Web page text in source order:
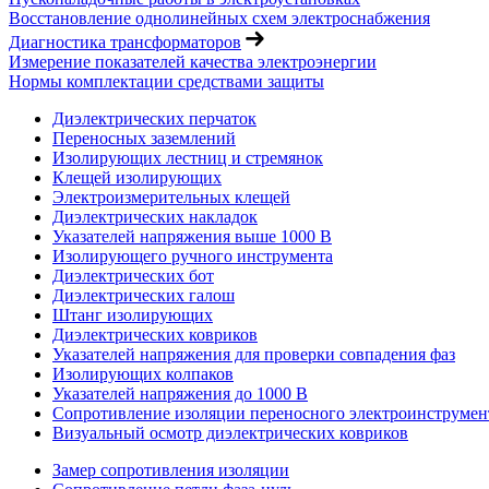
Восстановление однолинейных схем электроснабжения
Диагностика трансформаторов
Измерение показателей качества электроэнергии
Нормы комплектации средствами защиты
Диэлектрических перчаток
Переносных заземлений
Изолирующих лестниц и стремянок
Клещей изолирующих
Электроизмерительных клещей
Диэлектрических накладок
Указателей напряжения выше 1000 В
Изолирующего ручного инструмента
Диэлектрических бот
Диэлектрических галош
Штанг изолирующих
Диэлектрических ковриков
Указателей напряжения для проверки совпадения фаз
Изолирующих колпаков
Указателей напряжения до 1000 В
Сопротивление изоляции переносного
Визуальный осмотр диэлектрических ковриков
Замер сопротивления изоляции